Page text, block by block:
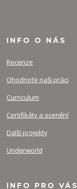
INFO O NÁS
Recenze
Ohodnoťe naši práci
Curriculum
Certifikáty a ocenění
Další projekty
Underworld
INFO PRO VÁS